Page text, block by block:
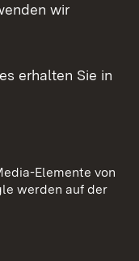
wir
erhalten Sie in
Elemente von
werden auf der